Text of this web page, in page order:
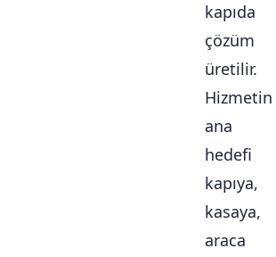
kapıda
çözüm
üretilir.
Hizmetin
ana
hedefi
kapıya,
kasaya,
araca